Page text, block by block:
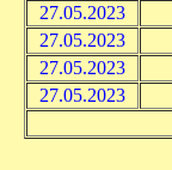
27.05.2023
27.05.2023
27.05.2023
27.05.2023